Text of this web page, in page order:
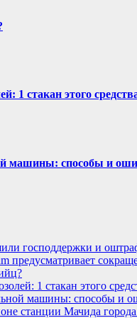
1 стакан этого
машины: способы и
господдержки и
предусматривает
1 стакан этого
машины: способы и
станции Мачида